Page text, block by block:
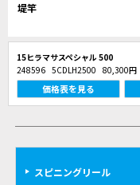
堤竿
15ヒラマサスペシャル 500
248596 5CDLH2500 80,300円
価格表を見る
スピニングリール